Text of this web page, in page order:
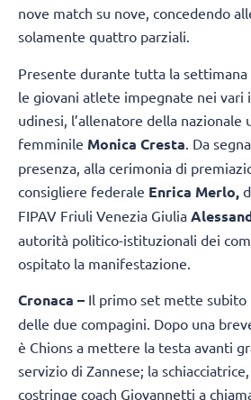
nove match su nove, concedendo
solamente quattro parziali.
Presente durante tutta la settimana
le giovani atlete impegnate nei vari
udinesi, l’allenatore della nazionale
femminile Monica Cresta . Da
presenza, alla cerimonia di
consigliere federale Enrica Merlo,
FIPAV Friuli Venezia Giulia
autorità politico-istituzionali dei
ospitato la manifestazione.
Cronaca – Il primo set mette subito
delle due compagini. Dopo una
è Chions a mettere la testa avanti
servizio di Zannese; la
costringe coach Giovannetti a